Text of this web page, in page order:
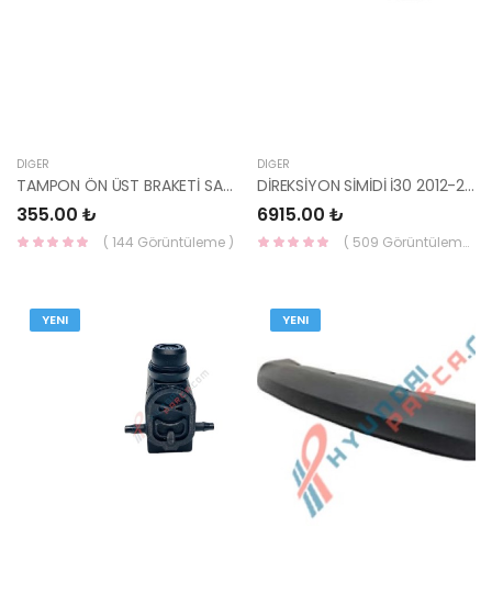
DIĞER
TAMPON ÖN ÜST BRAKETİ SAĞ STAREX KAMYONET 86518-47000 HMC
355.00 ₺
( 144 Görüntüleme )
DIĞER
DİREKSİYON SİMİDİ İ30 2012-2016 56111-A6200RDRFF-MOBIS
6915.00 ₺
( 509 Görüntüleme )
YENI YENI